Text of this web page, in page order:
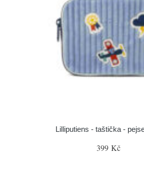
Lilliputiens - taštička -
399 Kč